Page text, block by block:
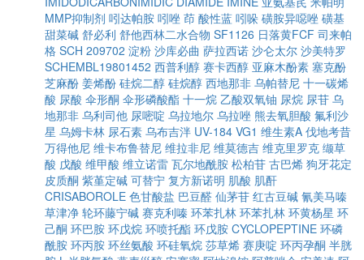
MMP抑制剂 吲达帕胺 吲唑 茚 酸性蓝 吲哚 磺胺异噁唑 磺基
甜菜碱 舒必利 舒他西林二水合物 SF1126 日落黄FCF 司来帕
格 SCH 209702 淀粉 沙库必曲 萨拉西诺 沙仑太尔 沙美特罗
SCHEMBL19801452 西普利醇 赛卡西醇 亚麻木酚素 塞克酚
芝麻酚 姜烯酚 硅烷二醇 硅烷醇 西地那非 乌帕替尼 十一碳烯
酸 尿酸 伞形酮 伞形磷酸酯 十一烷 乙酸双氧铀 尿烷 尿苷 乌
地那非 乌利司他 尿嘧啶 乌拉地尔 乌拉唑 熊去氧胆酸 氟利沙
星 乌姆卡林 尿石素 乌布吉泮 UV-184 VG1 维生素A 伐地考昔
万得他尼 维卡布鲁替尼 维拉非尼 维莫德吉 维克里罗克 缬草
酸 戊酸 维甲酸 维立诺雷 瓦尔地酰胺 松柏苷 古巴烯 狗牙花定
皮质酮 紫堇定碱 可替宁 复方新诺明 肌酸 肌酐
CRISABOROLE 色甘酸盐 巴豆醛 仙茅苷 红古豆碱 氰美马嗪
草津净 轮环藤宁碱 赛克利嗪 环苯扎林 环苯扎林 环黄杨星 环
己酮 环巴胺 环戊烷 环喷托酯 环戊胺 CYCLOPEPTINE 环磷
酰胺 环丙胺 环丝氨酸 环硅氧烷 莎草烯 赛庚啶 环丙孕酮 半胱